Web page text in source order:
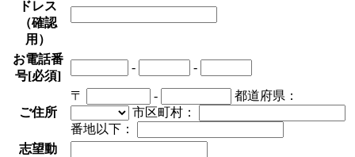
ドレス
（確認
用）
お電話番
号[必須]
- -
ご住所
〒 -
都道府県：
市区町村：
番地以下：
志望動